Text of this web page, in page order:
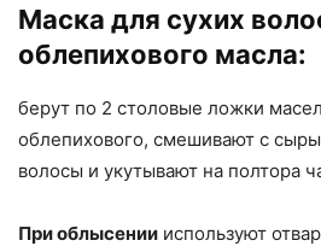
Маска для сухих
облепихового масла:
берут по 2 столовые ложки
облепихового, смешивают с
волосы и укутывают на полтора
При облысении используют